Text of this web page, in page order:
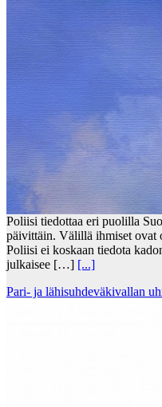
Poliisi tiedottaa eri puolilla
päivittäin. Välillä ihmiset ovat
Poliisi ei koskaan tiedota
julkaisee […] [...]
Pari- ja lähisuhdeväkivallan